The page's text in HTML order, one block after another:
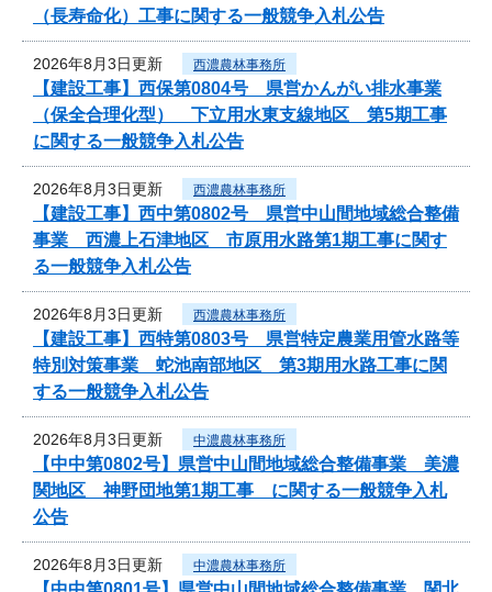
（長寿命化）工事に関する一般競争入札公告
2026年8月3日更新 西濃農林事務所
【建設工事】西保第0804号 県営かんがい排水事業
（保全合理化型） 下立用水東支線地区 第5期工事
に関する一般競争入札公告
2026年8月3日更新 西濃農林事務所
【建設工事】西中第0802号 県営中山間地域総合整備
事業 西濃上石津地区 市原用水路第1期工事に関す
る一般競争入札公告
2026年8月3日更新 西濃農林事務所
【建設工事】西特第0803号 県営特定農業用管水路等
特別対策事業 蛇池南部地区 第3期用水路工事に関
する一般競争入札公告
2026年8月3日更新 中濃農林事務所
【中中第0802号】県営中山間地域総合整備事業 美濃
関地区 神野団地第1期工事 に関する一般競争入札
公告
2026年8月3日更新 中濃農林事務所